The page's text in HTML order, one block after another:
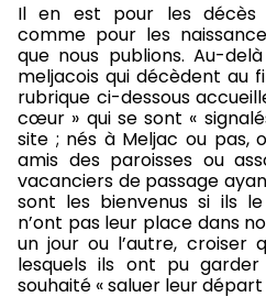
Il en est pour les décès
comme pour les
que nous publions. Au-
meljacois qui décèdent au
rubrique ci-dessous
cœur » qui se sont «
site ; nés à Meljac ou pas,
amis des paroisses ou
vacanciers de passage
sont les bienvenus si ils
n’ont pas leur place dans
un jour ou l’autre, croiser
lesquels ils ont pu
souhaité « saluer leur départ